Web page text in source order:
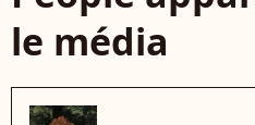
le média